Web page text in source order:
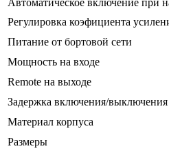
Регулировка коэфициента
Питание от бортовой сети
Мощность на входе
Remote на выходе
Задержка включения/выключения
Материал корпуса
Размеры